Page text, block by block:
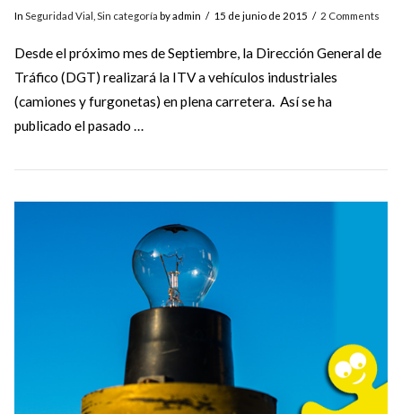
VIEW POST
In Seguridad Vial Sin categoría by admin 15 de junio de 2015 2 Comments
Desde el próximo mes de Septiembre, la Dirección General de
Tráfico (DGT) realizará la ITV a vehículos industriales
(camiones y furgonetas) en plena carretera. Así se ha
publicado el pasado …